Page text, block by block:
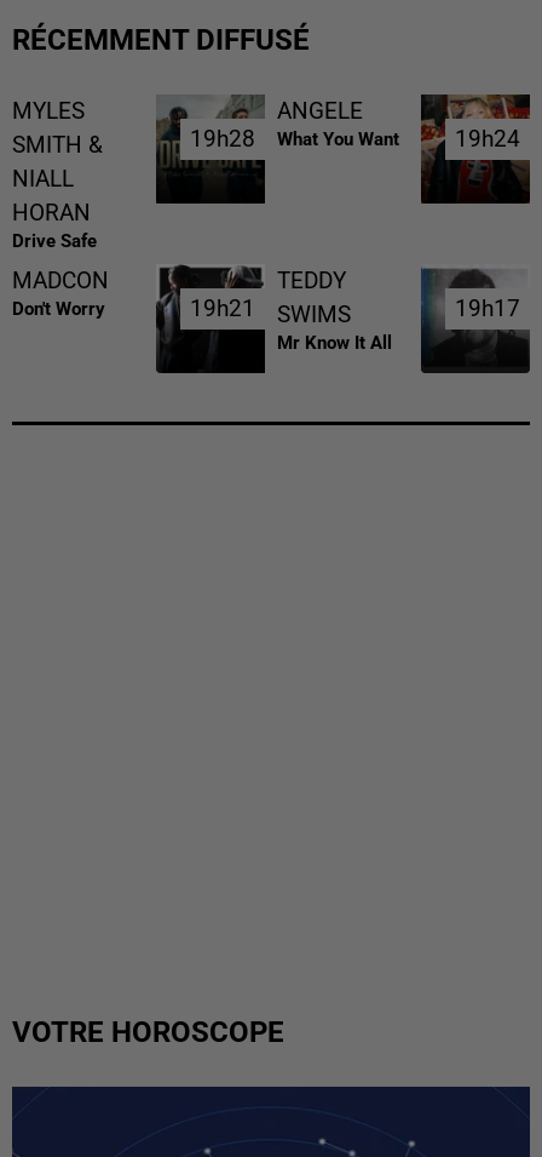
RÉCEMMENT DIFFUSÉ
MYLES
SMITH &
NIALL
HORAN
Drive Safe
19h28
19h28
ANGELE
What You Want 19h24
19h24
MADCON
Don't Worry 19h21
19h21
TEDDY
SWIMS
Mr Know It All
19h17
19h17
VOTRE HOROSCOPE